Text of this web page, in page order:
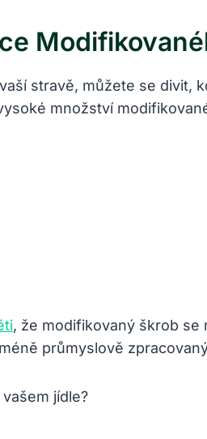
stravě, můžete se divit,
množství
, že modifikovaný škrob se
průmyslově